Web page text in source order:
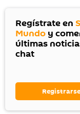
Regístrate en
Mundo y
últimas
chat
Registrarse